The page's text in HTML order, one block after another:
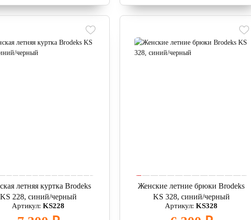
летняя куртка Brodeks
KS 228, синий/черный
Артикул:KS228
Женские летние брюки Brodeks
KS 328, синий/черный
Артикул:KS328